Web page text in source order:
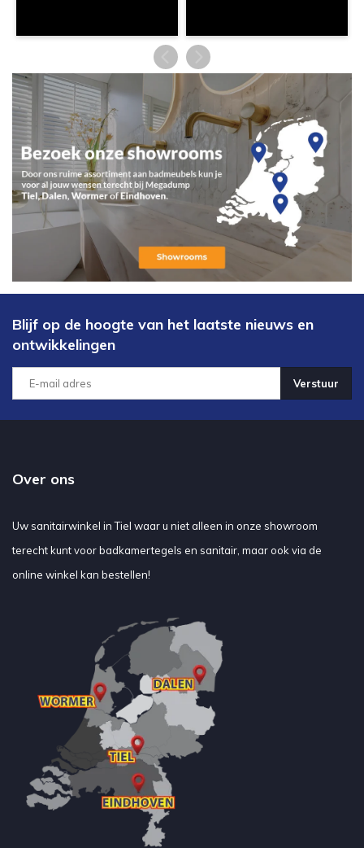
Blijf op de hoogte van het laatste nieuws en
ontwikkelingen
Verstuur
Over ons
Uw sanitairwinkel in Tiel waar u niet alleen in onze showroom
terecht kunt voor badkamertegels en sanitair, maar ook via de
online winkel kan bestellen!